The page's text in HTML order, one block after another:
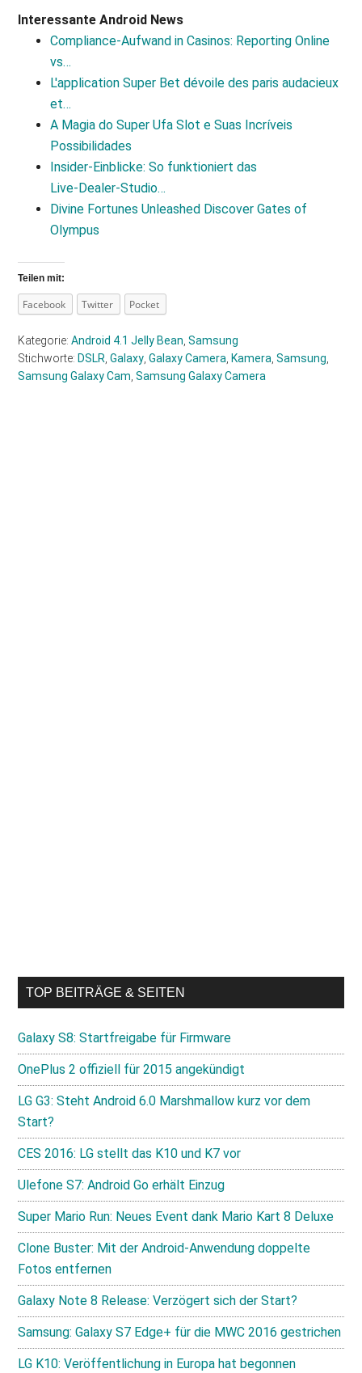
Interessante Android News
Compliance-Aufwand in Casinos: Reporting Online
vs…
L'application Super Bet dévoile des paris audacieux
et…
A Magia do Super Ufa Slot e Suas Incríveis
Possibilidades
Insider‑Einblicke: So funktioniert das
Live‑Dealer‑Studio…
Divine Fortunes Unleashed Discover Gates of
Olympus
Teilen mit:
Facebook Twitter Pocket
Kategorie:Android 4.1 Jelly Bean ,Samsung
Stichworte: DSLR ,Galaxy ,Galaxy Camera Kamera ,Samsung
Samsung Galaxy Cam ,Samsung Galaxy Camera
TOP BEITRÄGE & SEITEN
Galaxy S8: Startfreigabe für Firmware
OnePlus 2 offiziell für 2015 angekündigt
LG G3: Steht Android 6.0 Marshmallow kurz vor dem
Start?
CES 2016: LG stellt das K10 und K7 vor
Ulefone S7: Android Go erhält Einzug
Super Mario Run: Neues Event dank Mario Kart 8 Deluxe
Clone Buster: Mit der Android-Anwendung doppelte
Fotos entfernen
Galaxy Note 8 Release: Verzögert sich der Start?
Samsung: Galaxy S7 Edge+ für die MWC 2016 gestrichen
LG K10: Veröffentlichung in Europa hat begonnen